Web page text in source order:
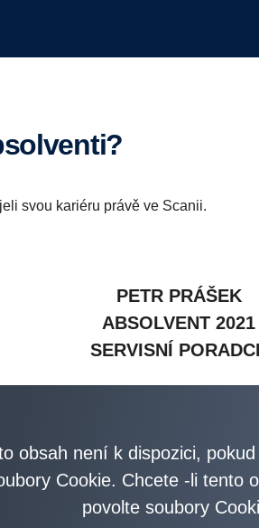
svou kariéru právě ve Scanii.
PETR PRÁŠEK
ABSOLVENT 2021
SERVISNÍ
obsah není k dispozici,
Cookie. Chcete -li tento
povolte soubory